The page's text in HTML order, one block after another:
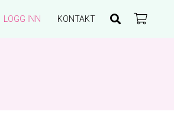
LOGG INN KONTAKT